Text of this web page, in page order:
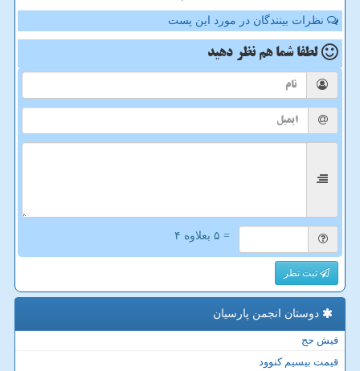
نظرات بینندگان در مورد این پست
لطفا شما هم نظر دهید
= ۵ بعلاوه ۴
ثبت نظر
دوستان انجمن پارسیان
فیش حج
قیمت بیسیم کنوود